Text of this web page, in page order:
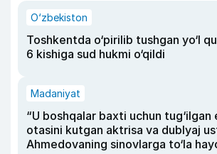
O‘zbekiston
Toshkentda o‘pirilib tushgan yo‘l
6 kishiga sud hukmi o‘qildi
Madaniyat
“U boshqalar baxti uchun tug‘ilgan
otasini kutgan aktrisa va dublyaj
Ahmedovaning sinovlarga to‘la